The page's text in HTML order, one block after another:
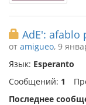
AdE': afablo
от amigueo, 9
Язык: Esperanto
Сообщений: 1
Последнее